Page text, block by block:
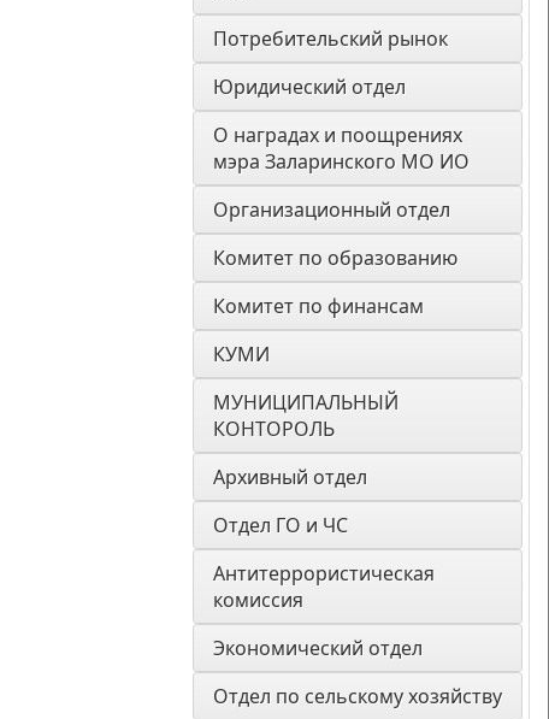
Потребительский рынок
Юридический отдел
О наградах и поощрениях
мэра Заларинского МО ИО
Организационный отдел
Комитет по образованию
Комитет по финансам
КУМИ
МУНИЦИПАЛЬНЫЙ
КОНТОРОЛЬ
Архивный отдел
Отдел ГО и ЧС
Антитеррористическая
комиссия
Экономический отдел
Отдел по сельскому хозяйству